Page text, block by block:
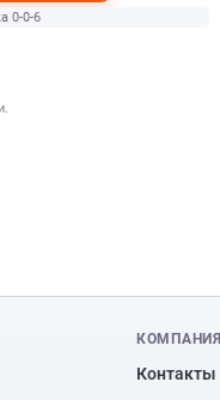
0-0-6
КОМПАНИЯ
Контакты